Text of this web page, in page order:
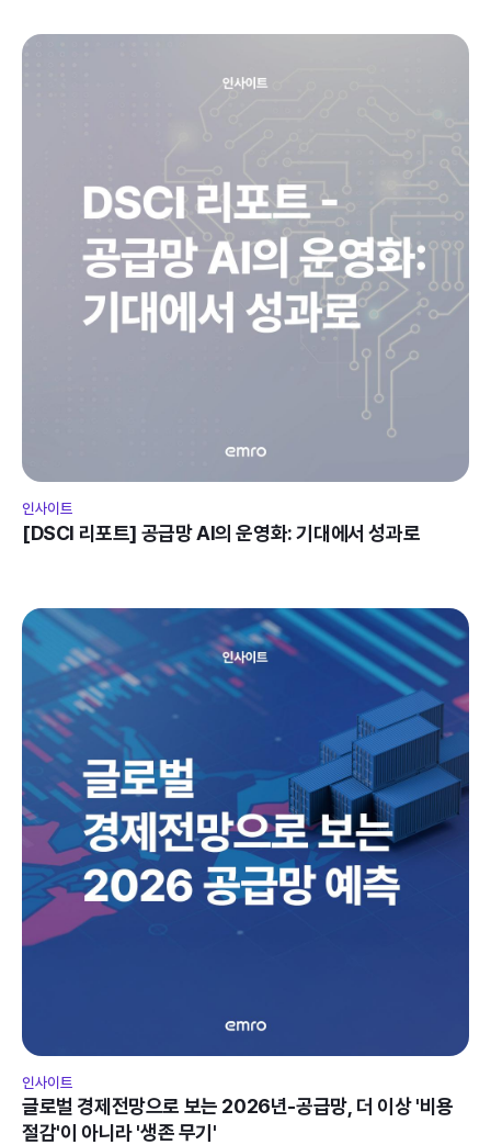
인사이트
[DSCI 리포트] 공급망 AI의 운영화: 기대에서 성과로
인사이트
글로벌 경제전망으로 보는 2026년-공급망, 더 이상 '비용
절감'이 아니라 '생존 무기'